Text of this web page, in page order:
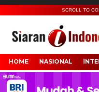
SCROLL TO
HOME NASIONAL